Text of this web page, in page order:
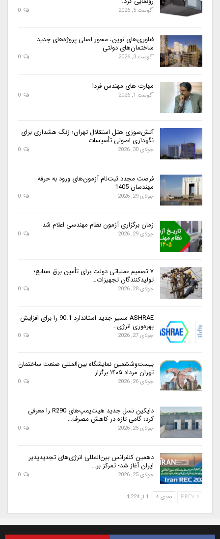
آگوست 5, 2026
فناوری‌های نوین، محور اصلی پروژه‌های جدید
ساختمان‌های دولتی
آگوست 3, 2026
مهارت های مهندس فردا
آگوست 1, 2026
آتش‌سوزی هتل استقلال تهران؛ زنگ هشداری برای
نگهداری اصولی تأسیسات…
جولای 30, 2026
فرصت مجدد ثبت‌نام آزمون‌های ورود به حرفه
مهندسان 1405
جولای 29, 2026
زمان برگزاری آزمون نظام مهندسی اعلام شد
جولای 29, 2026
۷ تصمیم عملیاتی دولت برای تأمین برق صنایع؛
تولیدکنندگان تجهیزات…
جولای 28, 2026
ASHRAE مسیر جدید استاندارد 90.1 را برای افزایش
بهره‌وری انرژی…
جولای 27, 2026
بیست‌وششمین نمایشگاه بین‌المللی صنعت ساختمان
تهران مرداد ۱۴۰۵ برگزار…
جولای 26, 2026
دایکین نسل جدید هیت‌پمپ‌های R290 را معرفی
کرد؛ گامی تازه در کاهش مصرف…
جولای 25, 2026
دهمین کنفرانس بین‌المللی انرژی‌های تجدیدپذیر
ایران آغاز شد؛ تمرکز بر…
جولای 25, 2026
بعدی 1 از 4,224